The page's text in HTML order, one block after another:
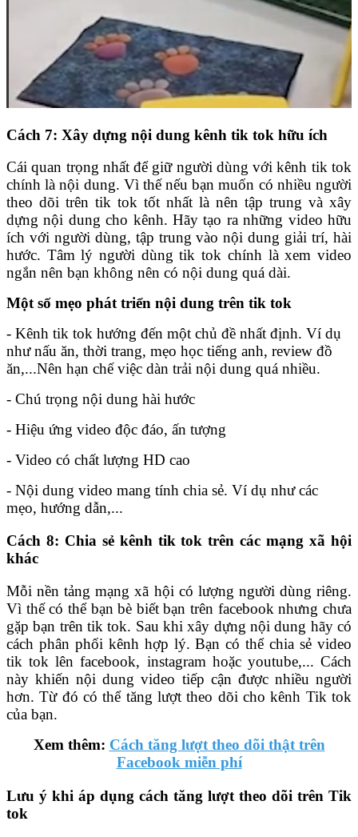
Cách 7: Xây dựng nội dung kênh tik tok hữu ích
Cái quan trọng nhất để giữ người dùng với kênh tik tok
chính là nội dung. Vì thế nếu bạn muốn có nhiều người
theo dõi trên tik tok tốt nhất là nên tập trung và xây
dựng nội dung cho kênh. Hãy tạo ra những video hữu
ích với người dùng, tập trung vào nội dung giải trí, hài
hước. Tâm lý người dùng tik tok chính là xem video
ngắn nên bạn không nên có nội dung quá dài.
Một số mẹo phát triển nội dung trên tik tok
- Kênh tik tok hướng đến một chủ đề nhất định. Ví dụ
như nấu ăn, thời trang, mẹo học tiếng anh, review đồ
ăn,...Nên hạn chế việc dàn trải nội dung quá nhiều.
- Chú trọng nội dung hài hước
- Hiệu ứng video độc đáo, ấn tượng
- Video có chất lượng HD cao
- Nội dung video mang tính chia sẻ. Ví dụ như các
mẹo, hướng dẫn,...
Cách 8: Chia sẻ kênh tik tok trên các mạng xã hội
khác
Mỗi nền tảng mạng xã hội có lượng người dùng riêng.
Vì thế có thể bạn bè biết bạn trên facebook nhưng chưa
gặp bạn trên tik tok. Sau khi xây dựng nội dung hãy có
cách phân phối kênh hợp lý. Bạn có thể chia sẻ video
tik tok lên facebook, instagram hoặc youtube,... Cách
này khiến nội dung video tiếp cận được nhiều người
hơn. Từ đó có thể tăng lượt theo dõi cho kênh Tik tok
của bạn.
Xem thêm: Cách tăng lượt theo dõi thật trên
Facebook miễn phí
Lưu ý khi áp dụng cách tăng lượt theo dõi trên Tik
tok